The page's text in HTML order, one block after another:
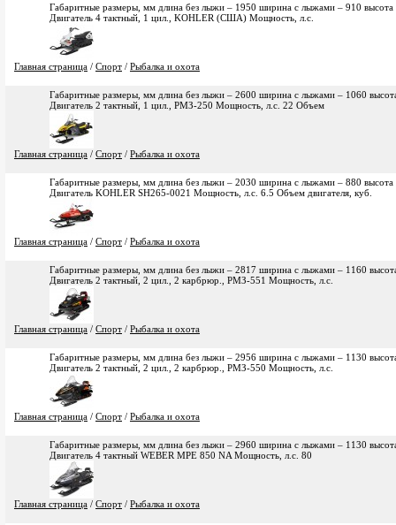
Габаритные размеры, мм длина без лыжи – 1950 ширина с лыжами – 910 высота
Двигатель 4 тактный, 1 цил., KOHLER (США) Мощность, л.с.
Главная страница / Спорт / Рыбалка и охота
Габаритные размеры, мм длина без лыжи – 2600 ширина с лыжами – 1060
Двигатель 2 тактный, 1 цил., РМЗ-250 Мощность, л.с. 22 Объем
Главная страница / Спорт / Рыбалка и охота
Габаритные размеры, мм длина без лыжи – 2030 ширина с лыжами – 880 высота
Двигатель KOHLER SH265-0021 Мощность, л.с. 6.5 Объем двигателя, куб.
Главная страница / Спорт / Рыбалка и охота
Габаритные размеры, мм длина без лыжи – 2817 ширина с лыжами – 1160
Двигатель 2 тактный, 2 цил., 2 карбрюр., РМЗ-551 Мощность, л.с.
Главная страница / Спорт / Рыбалка и охота
Габаритные размеры, мм длина без лыжи – 2956 ширина с лыжами – 1130
Двигатель 2 тактный, 2 цил., 2 карбрюр., РМЗ-550 Мощность, л.с.
Главная страница / Спорт / Рыбалка и охота
Габаритные размеры, мм длина без лыжи – 2960 ширина с лыжами – 1130
Двигатель 4 тактный WEBER MPE 850 NA Мощность, л.с. 80
Главная страница / Спорт / Рыбалка и охота